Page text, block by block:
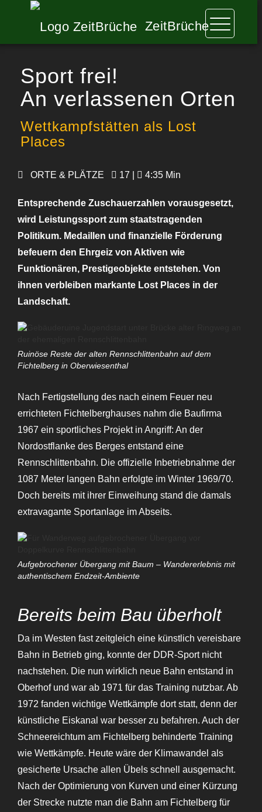
ZeitBrüche
Sport frei!
An verlassenen Orten
Wettkampfstätten als Lost
Places
ORTE & PLÄTZE 17 | 4:35 Min
Entsprechende Zuschauerzahlen vorausgesetzt,
wird Leistungssport zum staatstragenden
Politikum. Medaillen und finanzielle Förderung
befeuern den Ehrgeiz von Aktiven wie
Funktionären, Prestigeobjekte entstehen. Von
ihnen verbleiben markante Lost Places in der
Landschaft.
Ruinöse Reste der alten Rennschlittenbahn auf dem
Fichtelberg in Oberwiesenthal
Nach Fertigstellung des nach einem Feuer neu
errichteten Fichtelberghauses nahm die Baufirma
1967 ein sportliches Projekt in Angriff: An der
Nordostflanke des Berges entstand eine
Rennschlittenbahn. Die offizielle Inbetriebnahme der
1087 Meter langen Bahn erfolgte im Winter 1969/70.
Doch bereits mit ihrer Einweihung stand die damals
extravagante Sportanlage im Abseits.
Aufgebrochener Übergang mit Baum – Wandererlebnis mit
authentischem Endzeit-Ambiente
Bereits beim Bau überholt
Da im Westen fast zeitgleich eine künstlich vereisbare
Bahn in Betrieb ging, konnte der DDR-Sport nicht
nachstehen. Die nun wirklich neue Bahn entstand in
Oberhof und war ab 1971 für das Training nutzbar. Ab
1972 fanden wichtige Wettkämpfe dort statt, denn der
künstliche Eiskanal war besser zu befahren. Auch der
Schneereichtum am Fichtelberg behinderte Training
wie Wettkämpfe. Heute wäre der Klimawandel als
gesicherte Ursache allen Übels schnell ausgemacht.
Nach der Optimierung von Kurven und einer Kürzung
der Strecke nutzte man die Bahn am Fichtelberg für